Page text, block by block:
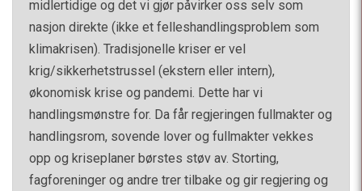
midlertidige og det vi gjør påvirker oss selv som
nasjon direkte (ikke et felleshandlingsproblem som
klimakrisen). Tradisjonelle kriser er vel
krig/sikkerhetstrussel (ekstern eller intern),
økonomisk krise og pandemi. Dette har vi
handlingsmønstre for. Da får regjeringen fullmakter og
handlingsrom, sovende lover og fullmakter vekkes
opp og kriseplaner børstes støv av. Storting,
fagforeninger og andre trer tilbake og gir regjering og